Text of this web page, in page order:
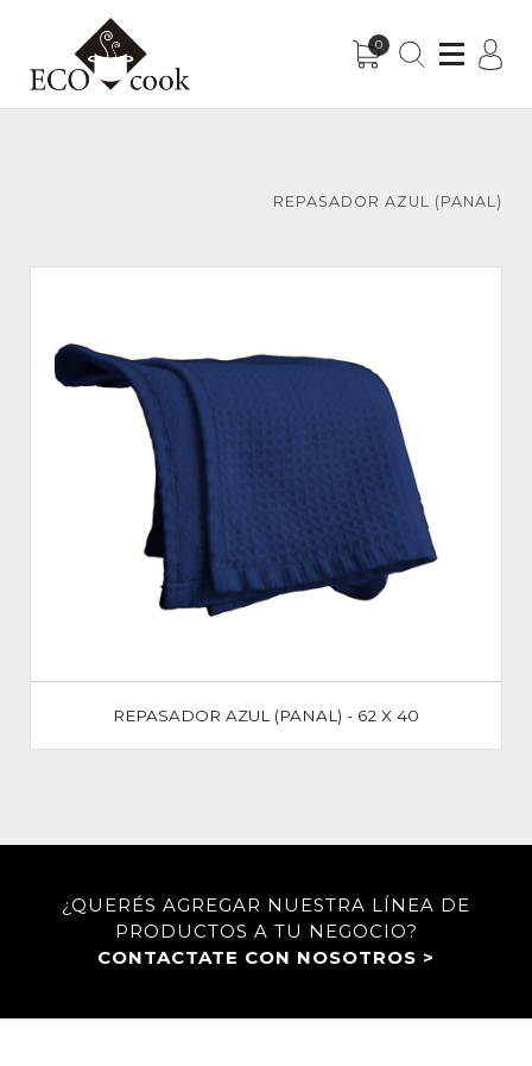
0
REPASADOR AZUL (PANAL)
REPASADOR AZUL (PANAL) - 62 X 40
¿QUERÉS AGREGAR NUESTRA LÍNEA DE
PRODUCTOS A TU NEGOCIO?
CONTACTATE CON NOSOTROS >